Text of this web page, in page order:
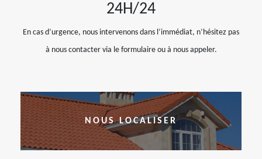
24H/24
En cas d’urgence, nous intervenons dans l’immédiat, n’hésitez pas
à nous contacter via le formulaire ou à nous appeler.
NOUS LOCALISER